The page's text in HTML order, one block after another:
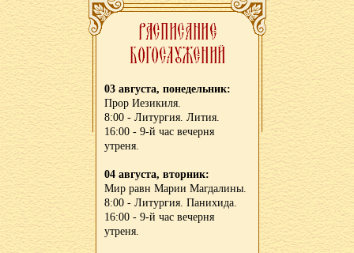
03 августа, понедельник:
Прор Иезикиля.
8:00 - Литургия. Лития.
16:00 - 9-й час вечерня
утреня.
04 августа, вторник:
Мир равн Марии Магдалины.
8:00 - Литургия. Панихида.
16:00 - 9-й час вечерня
утреня.